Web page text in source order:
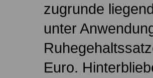
zugrunde
unter
Euro.